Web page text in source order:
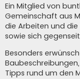
Ein Mitglied von
Gemeinschaft aus
die Arbeiten und
sowie sich
Besonders
Tipps rund um den